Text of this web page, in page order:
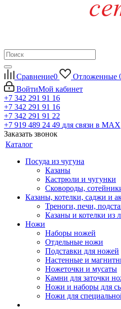
Сравнение0 Отложенные
ВойтиМой кабинет
+7 342 291 91 16
+7 342 291 91 16
+7 342 291 91 22
+7 919 489 24 49 для связи в МАХ
Заказать звонок
Каталог
Посуда из чугуна
Казаны
Кастрюли и чугунки
Сковороды,
Казаны, котелки, саджи и
Треноги, печи,
Казаны и котелки из
Ножи
Наборы ножей
Отдельные ножи
Подставки для ножей
Настенные и
Ножеточки и мусаты
Камни для заточки
Ножи и наборы для
Ножи для